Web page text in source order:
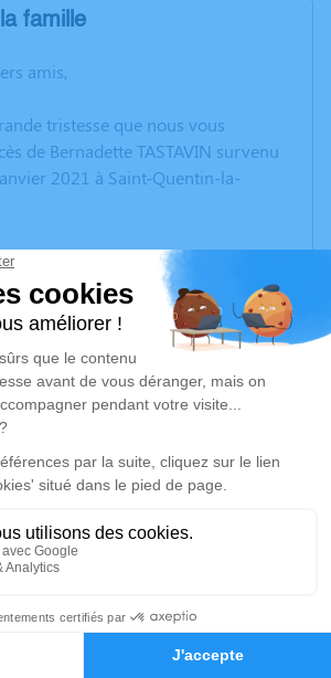
Hommages
famille
amis,
tristesse que nous vous
de Bernadette TASTAVIN survenu
2021 à Saint-Quentin-la-
à utiliser cet espace pour laisser
partager des photos souvenirs, une
vos pensées à travers des
Cet endroit est un lieu
à honorer la mémoire de
d’arbre hommage est
Je rends hommage
2021 à 11h00
de Saint-Quentin-la-Poterie